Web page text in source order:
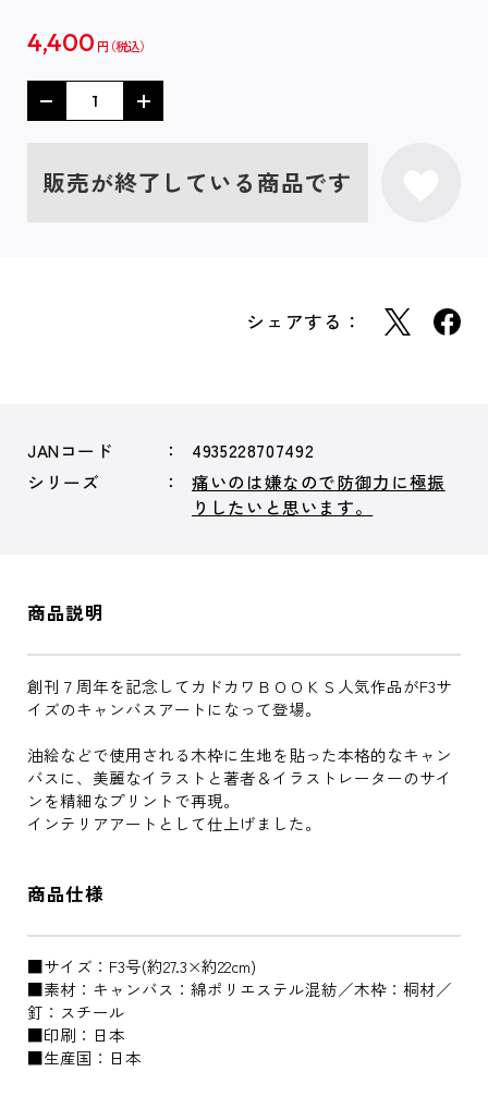
4,400 円
販売が終了している商品です
シェアする：
JANコード
4935228707492
シリーズ
痛いのは嫌なので防御力に極振
りしたいと思います。
商品説明
創刊７周年を記念してカドカワＢＯＯＫＳ人気作品がF3サ
イズのキャンバスアートになって登場。
油絵などで使用される木枠に生地を貼った本格的なキャン
バスに、美麗なイラストと著者＆イラストレーターのサイ
ンを精細なプリントで再現。
インテリアアートとして仕上げました。
商品仕様
■サイズ：F3号(約27.3×約22cm)
■素材：キャンバス：綿ポリエステル混紡／木枠：桐材／
釘：スチール
■印刷：日本
■生産国：日本